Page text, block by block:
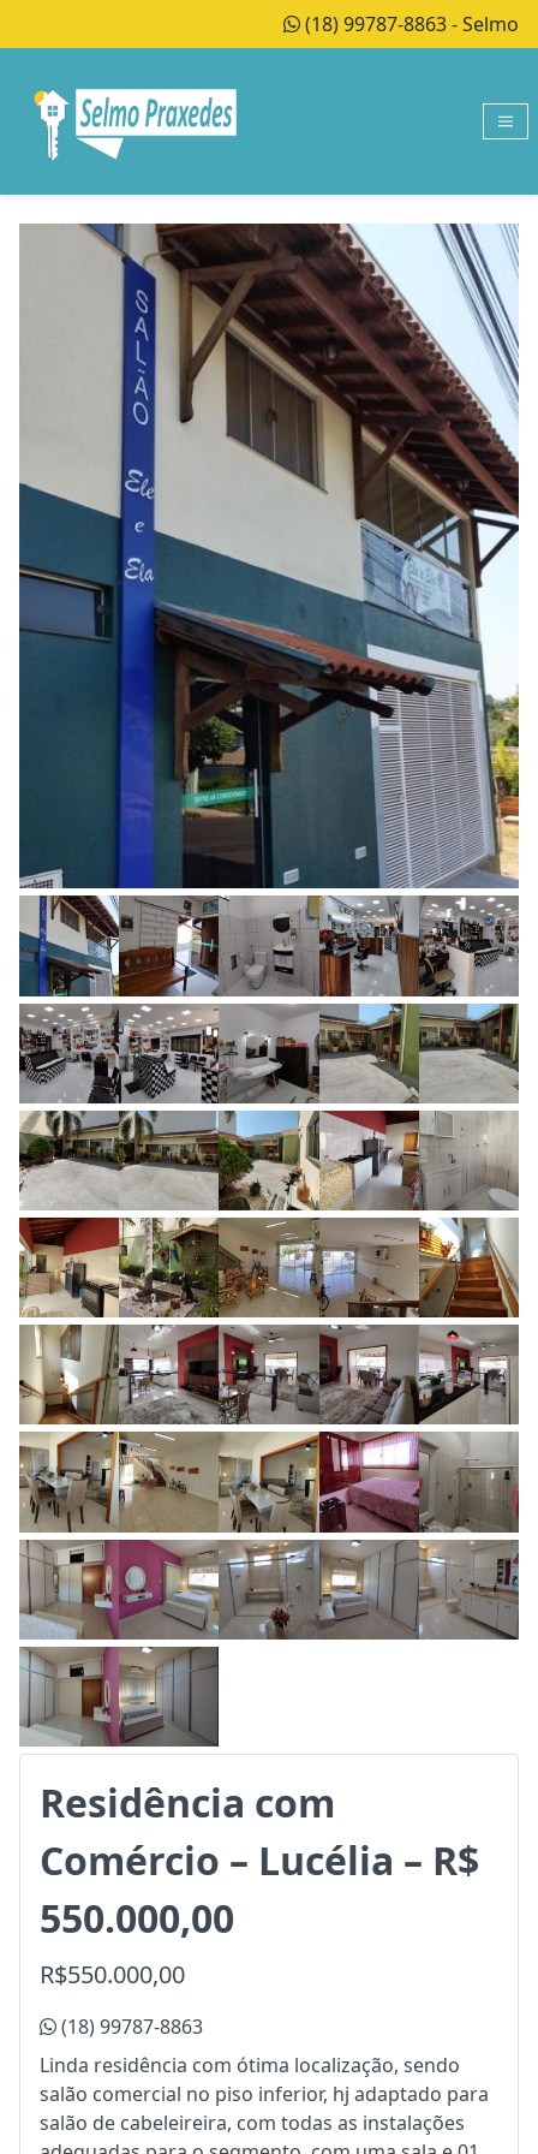
(18) 99787-8863 - Selmo
Residência com
Comércio – Lucélia – R$
550.000,00
R$550.000,00
(18) 99787-8863
Linda residência com ótima localização, sendo
salão comercial no piso inferior, hj adaptado para
salão de cabeleireira, com todas as instalações